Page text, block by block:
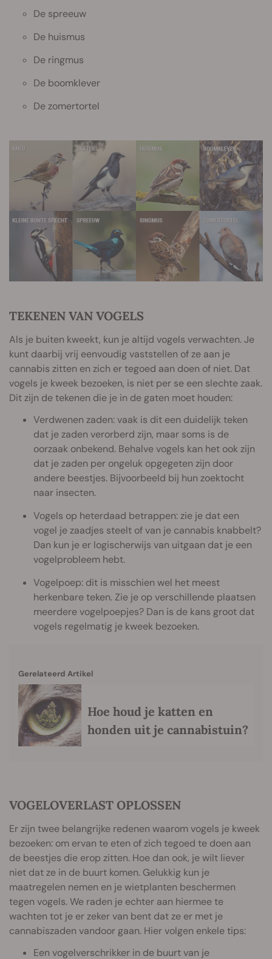
De spreeuw
De huismus
De ringmus
De boomklever
De zomertortel
TEKENEN VAN VOGELS
Als je buiten kweekt, kun je altijd vogels verwachten. Je
kunt daarbij vrij eenvoudig vaststellen of ze aan je
cannabis zitten en zich er tegoed aan doen of niet. Dat
vogels je kweek bezoeken, is niet per se een slechte zaak.
Dit zijn de tekenen die je in de gaten moet houden:
Verdwenen zaden: vaak is dit een duidelijk teken
dat je zaden verorberd zijn, maar soms is de
oorzaak onbekend. Behalve vogels kan het ook zijn
dat je zaden per ongeluk opgegeten zijn door
andere beestjes. Bijvoorbeeld bij hun zoektocht
naar insecten.
Vogels op heterdaad betrappen: zie je dat een
vogel je zaadjes steelt of van je cannabis knabbelt?
Dan kun je er logischerwijs van uitgaan dat je een
vogelprobleem hebt.
Vogelpoep: dit is misschien wel het meest
herkenbare teken. Zie je op verschillende plaatsen
meerdere vogelpoepjes? Dan is de kans groot dat
vogels regelmatig je kweek bezoeken.
Gerelateerd Artikel
Hoe houd je katten en
honden uit je cannabistuin?
VOGELOVERLAST OPLOSSEN
Er zijn twee belangrijke redenen waarom vogels je kweek
bezoeken: om ervan te eten of zich tegoed te doen aan
de beestjes die erop zitten. Hoe dan ook, je wilt liever
niet dat ze in de buurt komen. Gelukkig kun je
maatregelen nemen en je wietplanten beschermen
tegen vogels. We raden je echter aan hiermee te
wachten tot je er zeker van bent dat ze er met je
cannabiszaden vandoor gaan. Hier volgen enkele tips:
Een vogelverschrikker in de buurt van je